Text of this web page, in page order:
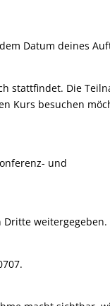
Datum deines
stattfindet. Die
Kurs besuchen
und
weitergegeben.